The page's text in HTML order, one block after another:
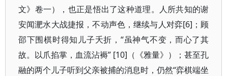
文》卷一），也正是悟出了这种道理。人所共知的谢
安闻淝水大战捷报，不动声色，继续与人对弈[6]；顾
邵下围棋时得知儿子夭折，“虽神气不变，而心了其
故。以爪掐掌，血流沾褥” [10]（《雅量》）；甚至孔
融的两个儿子听到父亲被捕的消息时，仍然“弈棋端坐